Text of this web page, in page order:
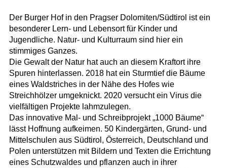
Der Burger Hof in den Pragser Dolomiten/Südtirol ist ein
besonderer Lern- und Lebensort für Kinder und
Jugendliche. Natur- und Kulturraum sind hier ein
stimmiges Ganzes.
Die Gewalt der Natur hat auch an diesem Kraftort ihre
Spuren hinterlassen. 2018 hat ein Sturmtief die Bäume
eines Waldstriches in der Nähe des Hofes wie
Streichhölzer umgeknickt. 2020 versucht ein Virus die
vielfältigen Projekte lahmzulegen.
Das innovative Mal- und Schreibprojekt „1000 Bäume“
lässt Hoffnung aufkeimen. 50 Kindergärten, Grund- und
Mittelschulen aus Südtirol, Österreich, Deutschland und
Polen unterstützen mit Bildern und Texten die Errichtung
eines Schutzwaldes und pflanzen auch in ihrer